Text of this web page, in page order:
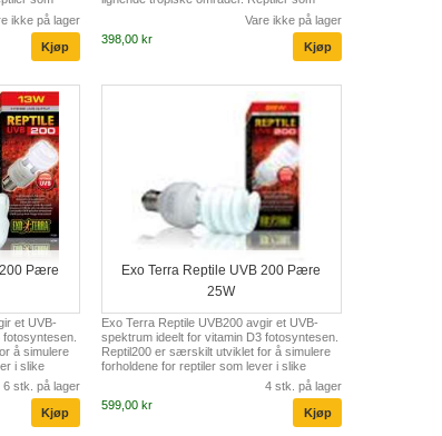
UV stråling
relativt høy
osv. som
sikrer vitamin
et godt
s...
ikke på lager
lever i slike habitater får moderat UV stråling
pga. klimatologiske forhold som relativt høy
luftfuktighet, skiftende regn/sol osv. som
gode Vitamin D3 utbytte-index sikrer vitamin
D3 photosyntesen som sikrer et godt
kalsiumopptak og forhindrer metaboliske s...
Vare ikke på lager
398,00 kr
Pære
et UVB-
å simulere
i slike
høye
Slike
sollys med
høye
6 stk. på lager
Exo Terra Reptile UVB 200 Pære
25W
Exo Terra Reptile UVB200 avgir et UVB-
spektrum ideelt for vitamin D3 fotosyntesen.
Reptil200 er særskilt utviklet for å simulere
forholdene for reptiler som lever i slike
habitater hvor de utsettes for veldig høye
UV doser som dagaktive ørkenreptiler. Slike
områder mottar direkte, ufiltrert sollys med
høye UV verdier. Denne pærens høye
4 stk. på lager
599,00 kr